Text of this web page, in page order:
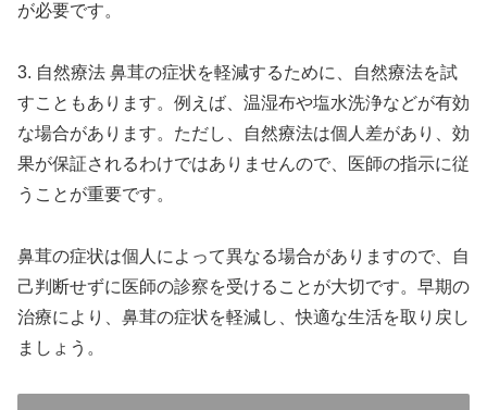
が必要です。
3. 自然療法 鼻茸の症状を軽減するために、自然療法を試
すこともあります。例えば、温湿布や塩水洗浄などが有効
な場合があります。ただし、自然療法は個人差があり、効
果が保証されるわけではありませんので、医師の指示に従
うことが重要です。
鼻茸の症状は個人によって異なる場合がありますので、自
己判断せずに医師の診察を受けることが大切です。早期の
治療により、鼻茸の症状を軽減し、快適な生活を取り戻し
ましょう。